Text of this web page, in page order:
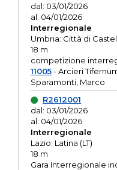
dal: 03/01/2026
al: 04/01/2026
Interregionale
Umbria: Città di
18 m
competizione
11005- Arcieri
Sparamonti, Marco
R2612001
dal: 03/01/2026
al: 04/01/2026
Interregionale
Lazio: Latina (LT)
18 m
Gara Interregionale